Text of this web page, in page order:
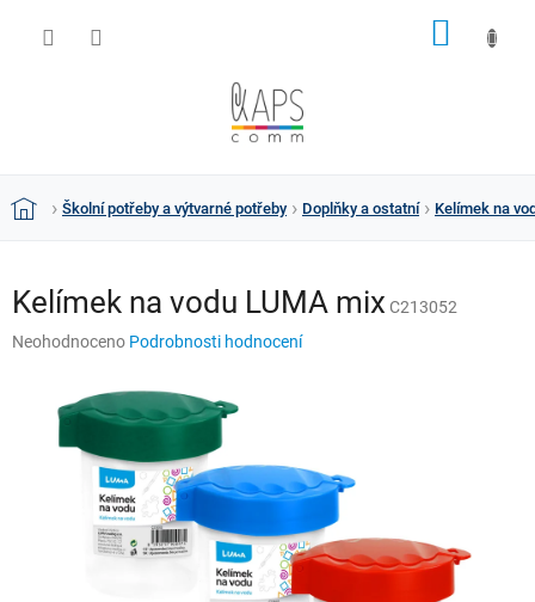
DomůŠkolní potřeby a výtvarné potřeby Doplňky a ostatní Kelímek na
Kelímek na vodu LUMA mix C213052
Průměrné
Neohodnoceno Podrobnosti hodnocení